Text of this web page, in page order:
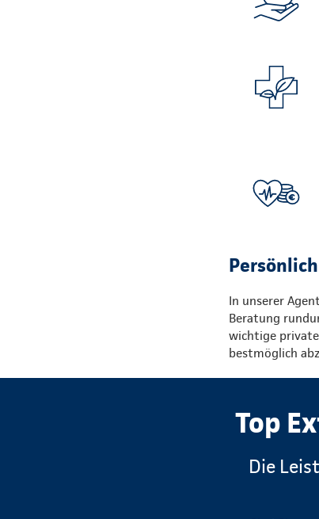
In unserer
Beratung
wichtige
bestmöglich
Top
Die